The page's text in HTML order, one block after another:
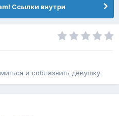
Ссылки внутри
и соблазнить девушку